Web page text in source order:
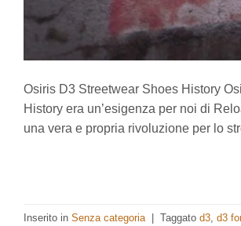
Osiris D3 Streetwear Shoes History
History era un’esigenza per noi di
una vera e propria rivoluzione per lo
Inserito in Senza categoria Taggato d3 d3